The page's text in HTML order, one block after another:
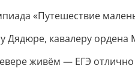
«Путешествие
Дядюре, кавалеру ордена
живём — ЕГЭ